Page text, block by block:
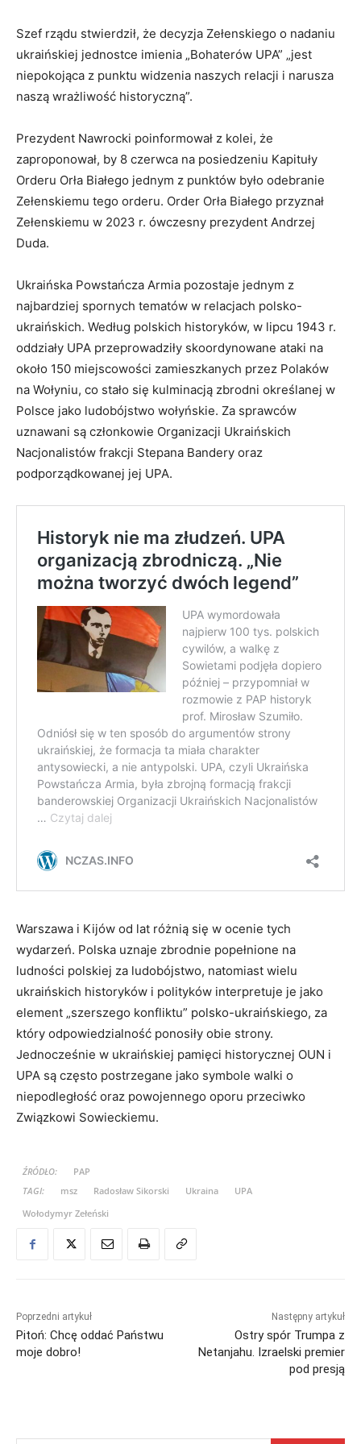
Szef rządu stwierdził, że decyzja Zełenskiego o nadaniu
ukraińskiej jednostce imienia „Bohaterów UPA” „jest
niepokojąca z punktu widzenia naszych relacji i narusza
naszą wrażliwość historyczną”.
Prezydent Nawrocki poinformował z kolei, że
zaproponował, by 8 czerwca na posiedzeniu Kapituły
Orderu Orła Białego jednym z punktów było odebranie
Zełenskiemu tego orderu. Order Orła Białego przyznał
Zełenskiemu w 2023 r. ówczesny prezydent Andrzej
Duda.
Ukraińska Powstańcza Armia pozostaje jednym z
najbardziej spornych tematów w relacjach polsko-
ukraińskich. Według polskich historyków, w lipcu 1943 r.
oddziały UPA przeprowadziły skoordynowane ataki na
około 150 miejscowości zamieszkanych przez Polaków
na Wołyniu, co stało się kulminacją zbrodni określanej w
Polsce jako ludobójstwo wołyńskie. Za sprawców
uznawani są członkowie Organizacji Ukraińskich
Nacjonalistów frakcji Stepana Bandery oraz
podporządkowanej jej UPA.
Warszawa i Kijów od lat różnią się w ocenie tych
wydarzeń. Polska uznaje zbrodnie popełnione na
ludności polskiej za ludobójstwo, natomiast wielu
ukraińskich historyków i polityków interpretuje je jako
element „szerszego konfliktu” polsko-ukraińskiego, za
który odpowiedzialność ponosiły obie strony.
Jednocześnie w ukraińskiej pamięci historycznej OUN i
UPA są często postrzegane jako symbole walki o
niepodległość oraz powojennego oporu przeciwko
Związkowi Sowieckiemu.
ŹRÓDŁO:
PAP
TAGI:
msz Radosław Sikorski Ukraina
UPA
Wołodymyr Zełeński
Poprzedni artykuł
Pitoń: Chcę oddać Państwu
moje dobro!
Następny artykuł
Ostry spór Trumpa z
Netanjahu. Izraelski premier
pod presją